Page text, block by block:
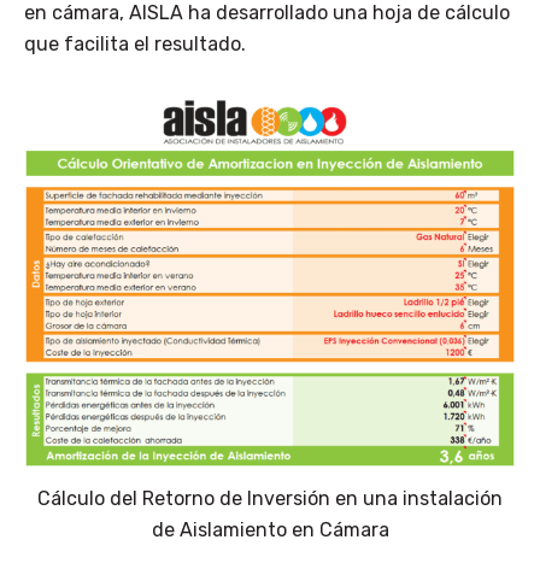
en cámara, AISLA ha desarrollado una hoja de cálculo
que facilita el resultado.
Cálculo del Retorno de Inversión en una instalación
de Aislamiento en Cámara